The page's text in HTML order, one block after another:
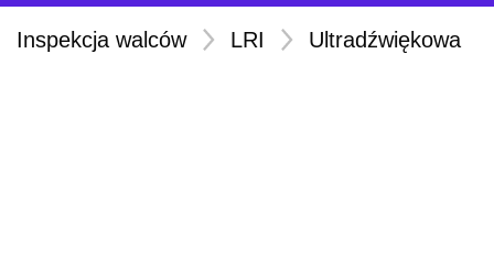
Inspekcja walców > LRI > Ultradźwiękowa